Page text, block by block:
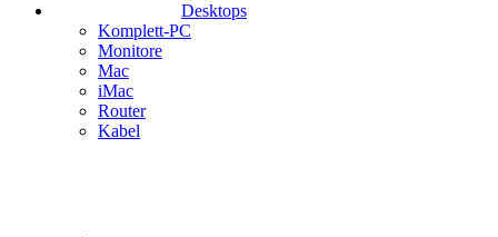
Desktops
Komplett-PC
Monitore
Mac
iMac
Router
Kabel